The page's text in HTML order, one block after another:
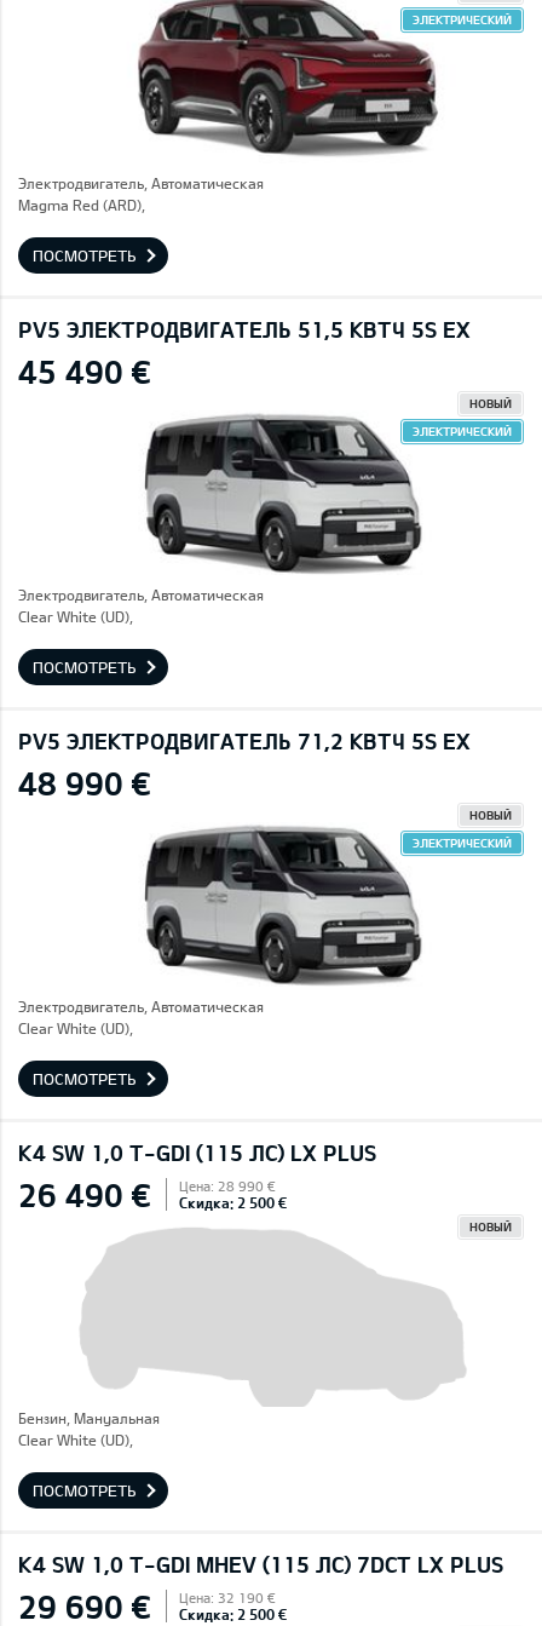
ЭЛЕКТРИЧЕСКИЙ
Электродвигатель, Автоматическая
Magma Red (ARD),
ПОСМОТРЕТЬ
PV5 ЭЛЕКТРОДВИГАТЕЛЬ 51,5 КВТЧ 5S EX
45 490 €
НОВЫЙ
ЭЛЕКТРИЧЕСКИЙ
Электродвигатель, Автоматическая
Clear White (UD),
ПОСМОТРЕТЬ
PV5 ЭЛЕКТРОДВИГАТЕЛЬ 71,2 КВТЧ 5S EX
48 990 €
НОВЫЙ
ЭЛЕКТРИЧЕСКИЙ
Электродвигатель, Автоматическая
Clear White (UD),
ПОСМОТРЕТЬ
K4 SW 1,0 T-GDI (115 ЛС) LX PLUS
26 490 € Цена: 28 990 €
Скидка: 2 500 €
НОВЫЙ
Бензин, Mануальная
Clear White (UD),
ПОСМОТРЕТЬ
K4 SW 1,0 T-GDI MHEV (115 ЛС) 7DCT LX PLUS
29 690 € Цена: 32 190 €
Скидка: 2 500 €